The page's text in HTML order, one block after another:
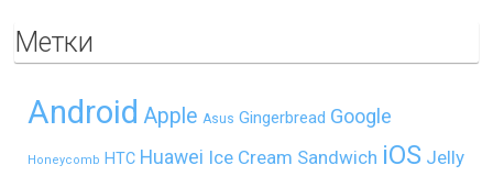
Метки
Android Apple Asus Gingerbread Google
Honeycomb HTC Huawei Ice Cream Sandwich iOS Jelly